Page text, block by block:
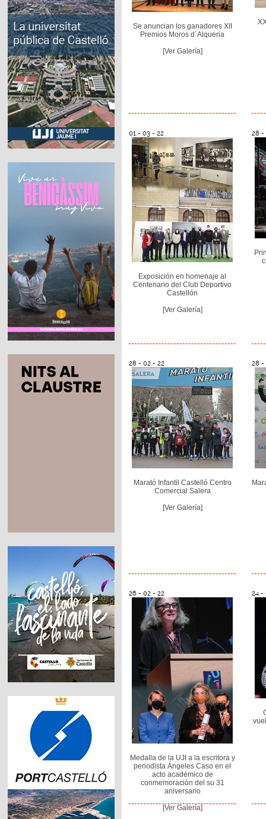
Se anuncian los ganadores XII
Premios Moros d´Alqueria
[Ver Galería]
01 - 03 - 22
Exposición en homenaje al
Centenario del Club Deportivo
Castellón
[Ver Galería]
28 -
28 - 02 - 22
Marató Infantil Castelló Centro
Comercial Salera
[Ver Galería]
28 -
26 - 02 - 22
Medalla de la UJI a la escritora y
periodista Ángeles Caso en el
acto académico de
conmemoración del su 31
aniversario
[Ver Galería]
24 -